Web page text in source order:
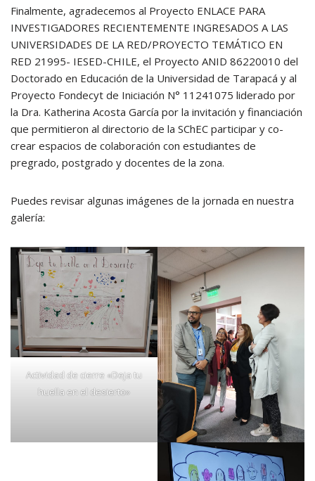
Finalmente, agradecemos al Proyecto ENLACE PARA
INVESTIGADORES RECIENTEMENTE INGRESADOS A LAS
UNIVERSIDADES DE LA RED/PROYECTO TEMÁTICO EN
RED 21995- IESED-CHILE, el Proyecto ANID 86220010 del
Doctorado en Educación de la Universidad de Tarapacá y al
Proyecto Fondecyt de Iniciación N° 11241075 liderado por
la Dra. Katherina Acosta García por la invitación y financiación
que permitieron al directorio de la SChEC participar y co-
crear espacios de colaboración con estudiantes de
pregrado, postgrado y docentes de la zona.
Puedes revisar algunas imágenes de la jornada en nuestra
galería:
Actividad de cierre «Deja tu
huella en el desierto»